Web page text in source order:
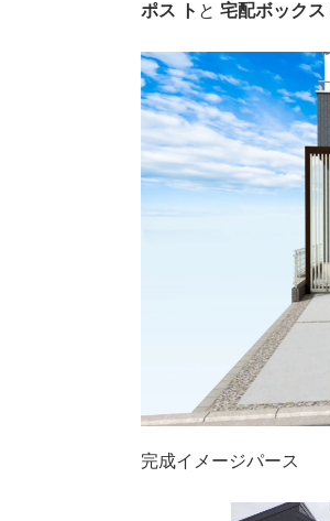
ポス ト と宅配ボックス
完成イメージパース